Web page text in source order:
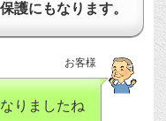
護にもなります。
お客様
りましたね